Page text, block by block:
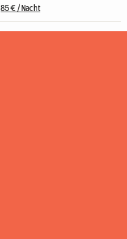
85 € / Nacht